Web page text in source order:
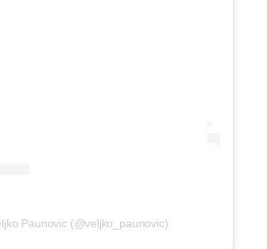
Paunovic (@veljko_paunovic)